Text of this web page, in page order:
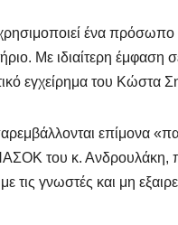
ένα πρόσωπο
Με ιδιαίτερη έμφαση
εγχείρημα του Κώστα
επίμονα
του κ. Ανδρουλάκη,
τις γνωστές και μη